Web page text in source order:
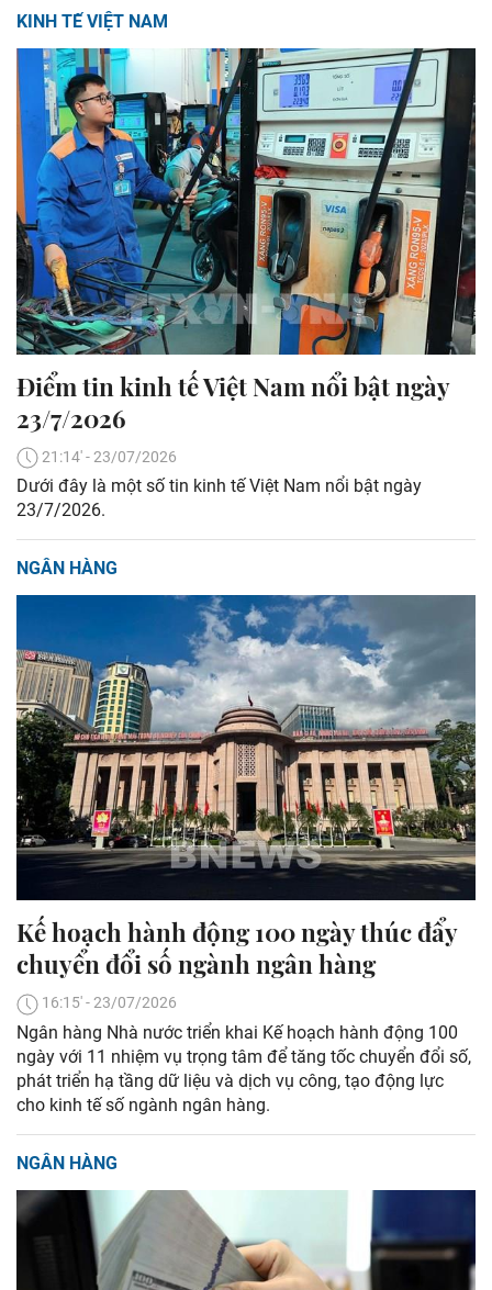
KINH TẾ VIỆT NAM
Điểm tin kinh tế Việt Nam nổi bật ngày
23/7/2026
21:14' - 23/07/2026
Dưới đây là một số tin kinh tế Việt Nam nổi bật ngày
23/7/2026.
NGÂN HÀNG
Kế hoạch hành động 100 ngày thúc đẩy
chuyển đổi số ngành ngân hàng
16:15' - 23/07/2026
Ngân hàng Nhà nước triển khai Kế hoạch hành động 100
ngày với 11 nhiệm vụ trọng tâm để tăng tốc chuyển đổi số,
phát triển hạ tầng dữ liệu và dịch vụ công, tạo động lực
cho kinh tế số ngành ngân hàng.
NGÂN HÀNG